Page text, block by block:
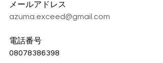
メールアドレス
azuma.exceed@gmail.com
電話番号
08078386398